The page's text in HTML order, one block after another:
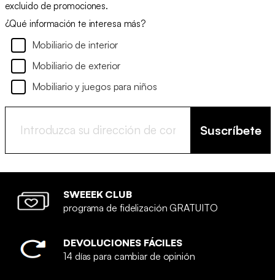
excluido de promociones.
¿Qué información te interesa más?
Mobiliario de interior
Mobiliario de exterior
Mobiliario y juegos para niños
Suscríbete
SWEEEK CLUB
programa de fidelización GRATUITO
DEVOLUCIONES FÁCILES
14 días para cambiar de opinión